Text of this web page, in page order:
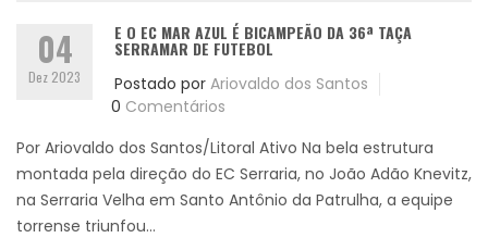
04
Dez 2023
E O EC MAR AZUL É BICAMPEÃO DA 36ª TAÇA
SERRAMAR DE FUTEBOL
Postado por Ariovaldo dos Santos
0 Comentários
Por Ariovaldo dos Santos/Litoral Ativo Na bela estrutura
montada pela direção do EC Serraria, no João Adão Knevitz,
na Serraria Velha em Santo Antônio da Patrulha, a equipe
torrense triunfou...